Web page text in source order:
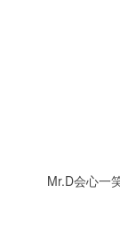
Mr.D会心一